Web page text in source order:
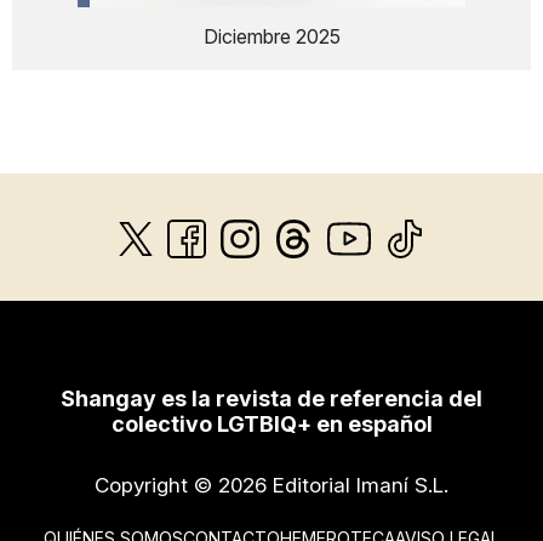
Diciembre 2025
Shangay es la revista de referencia del
colectivo LGTBIQ+ en español
Copyright © 2026 Editorial Imaní S.L.